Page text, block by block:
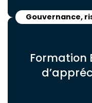
Gouvernance,
Formation